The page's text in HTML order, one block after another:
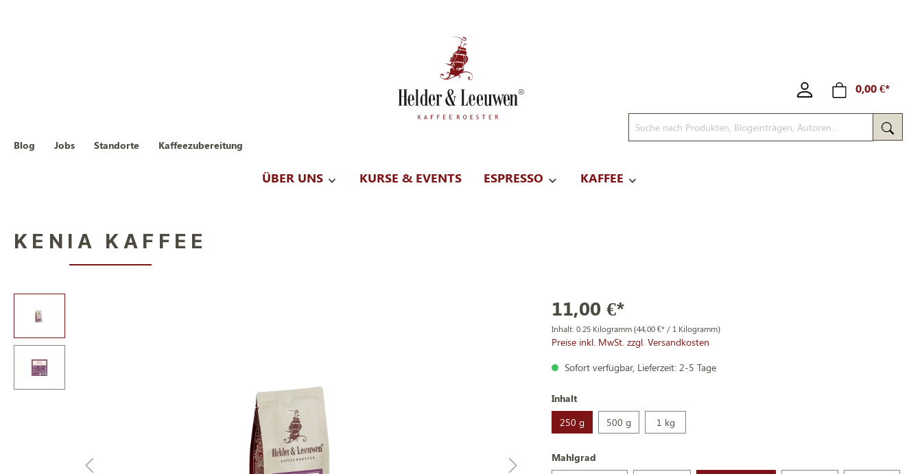
Blog Jobs Standorte Kaffeezubereitung
0,00 €*
ÜBER UNS KURSE & EVENTS ESPRESSO KAFFEE
KENIA KAFFEE
11,00 €*
Inhalt: 0.25 Kilogramm(44,00 €* / 1 Kilogramm)
Preise inkl. MwSt. zzgl. Versandkosten
Sofort verfügbar, Lieferzeit: 2-5 Tage
Inhalt
250 g
500 g 1 kg
Mahlgrad